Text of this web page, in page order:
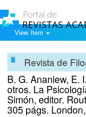
View Item
Revista de
B. G. Ananiew, E.
otros. La
Simón, editor.
305 págs.